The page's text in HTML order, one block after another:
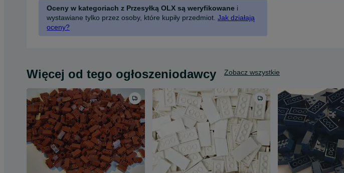
Oceny w kategoriach z Przesyłką OLX są weryfikowane i
wystawiane tylko przez osoby, które kupiły przedmiot. Jak działają
oceny?
Więcej od tego ogłoszeniodawcy Zobacz wszystkie